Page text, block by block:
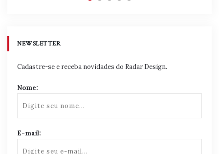
NEWSLETTER
Cadastre-se e receba novidades do Radar Design.
Nome:
E-mail: